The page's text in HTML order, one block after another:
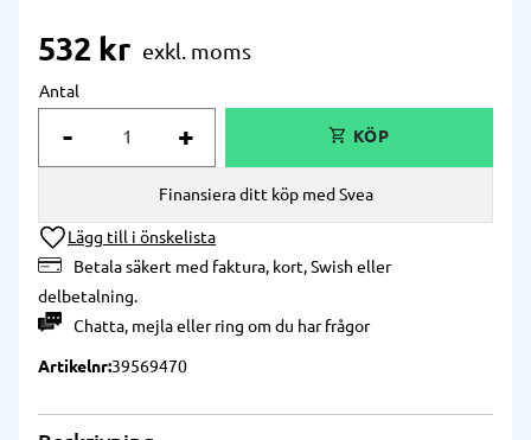
532 kr
Antal
+
-
Lägg till i önskelista
Betala säkert med faktura, kort, Swish eller
delbetalning.
Chatta, mejlaellerring om du har frågor
Finansiera ditt köp med Svea
Artikelnr 39569470